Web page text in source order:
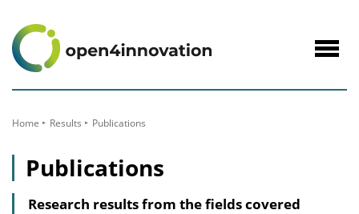
Content
Home Results Publications
Publications
Research results from the fields covered